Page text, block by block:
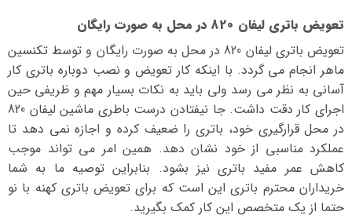
تعویض باتری لیفان 820 در محل به صورت رایگان
تعویض باتری لیفان 820 در محل به صورت رایگان و توسط تکنسین
ماهر انجام می گردد. با اینکه کار تعویض و نصب دوباره باتری کار
آسانی به نظر می رسد ولی باید به نکات بسیار مهم و ظریفی حین
اجرای کار دقت داشت. جا نیفتادن درست باطری ماشین لیفان 820
در محل قرارگیری خود، باتری را ضعیف کرده و اجازه نمی دهد تا
عملکرد مناسبی از خود نشان دهد. همین امر می تواند موجب
کاهش عمر مفید باتری نیز بشود. بنابراین توصیه ما به شما
خریداران محترم باتری این است که برای تعویض باتری کهنه با نو
حتما از یک متخصص این کار کمک بگیرید.